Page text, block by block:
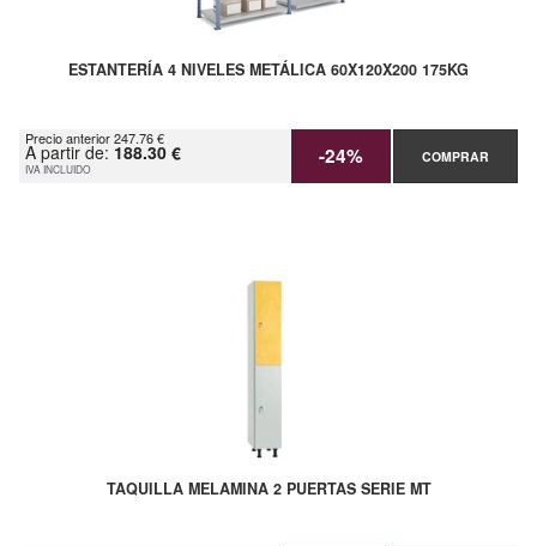
ESTANTERÍA 4 NIVELES METÁLICA 60X120X200 175KG
Precio anterior 247.76 €
A partir de: 188.30 €
IVA INCLUIDO -24% COMPRAR
TAQUILLA MELAMINA 2 PUERTAS SERIE MT